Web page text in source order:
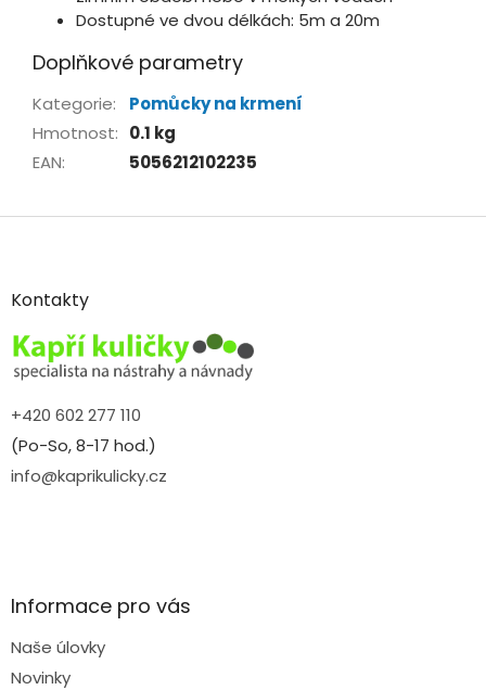
Dostupné ve dvou délkách: 5m a 20m
Doplňkové parametry
Kategorie:
Pomůcky na krmení
Hmotnost: 0.1 kg
EAN: 5056212102235
Z
aKontakty
+420 602 277 110
(Po-So, 8-17 hod.)
info@kaprikulicky.cz
Informace pro vás
Naše úlovky
Novinky